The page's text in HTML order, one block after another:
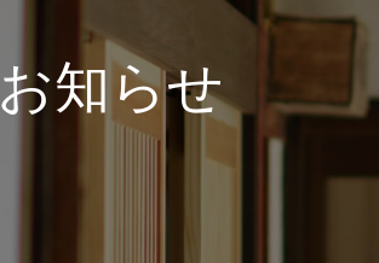
お知らせ